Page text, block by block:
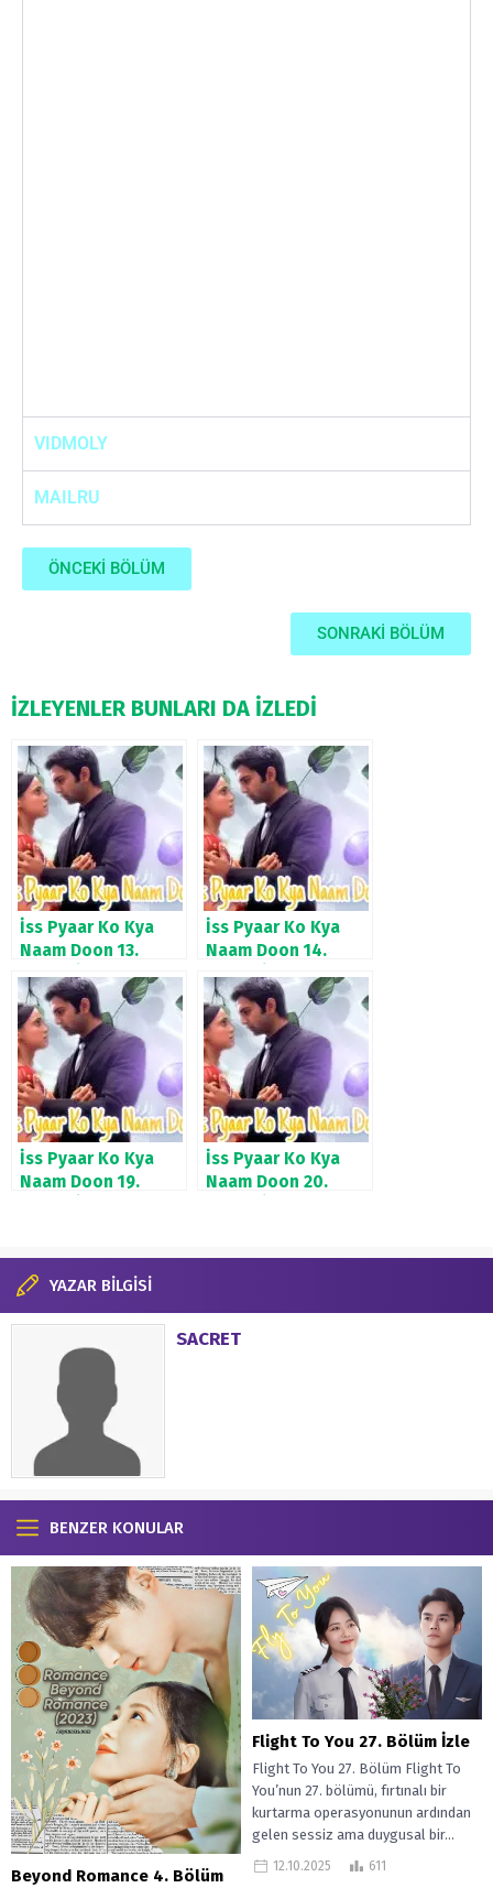
VIDMOLY
MAILRU
ÖNCEKİ BÖLÜM
SONRAKİ BÖLÜM
İZLEYENLER BUNLARI DA İZLEDİ
İss Pyaar Ko Kya
Naam Doon 13.
Bölüm İzle
İss Pyaar Ko Kya
Naam Doon 14.
Bölüm İzle
İss Pyaar Ko Kya
Naam Doon 19.
İss Pyaar Ko Kya
Naam Doon 20.
YAZAR BİLGİSİ
SACRET
BENZER KONULAR
Beyond Romance 4. Bölüm
Flight To You 27. Bölüm İzle
Flight To You 27. Bölüm Flight To
You’nun 27. bölümü, fırtınalı bir
kurtarma operasyonunun ardından
gelen sessiz ama duygusal bir...
12.10.2025 611